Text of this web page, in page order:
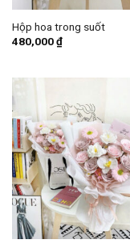
Hộp hoa trong suốt
480,000₫